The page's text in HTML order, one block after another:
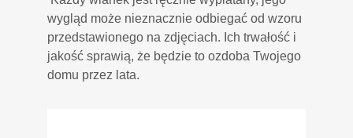
wygląd może nieznacznie odbiegać od wzoru
przedstawionego na zdjęciach. Ich trwałość i
jakość sprawią, że będzie to ozdoba Twojego
domu przez lata.